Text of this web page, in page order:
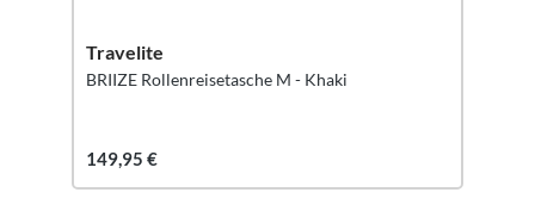
Travelite
BRIIZE Rollenreisetasche M - Khaki
149,95 €